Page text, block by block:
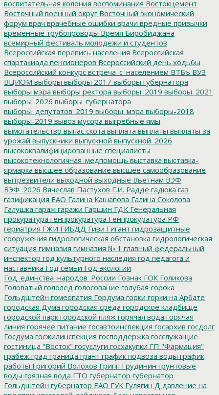
воспитательная колония воспоминания Востокцемент
Восточный военный округ Восточный экономический
форум врач врачебные ошибки врачи вредные привычки
временные трубопроводы Время Биробиджана
всемирный фестиваль молодежи и студентов
Всероссийская перепись населения Всероссийская
спартакиада пенсионеров Всероссийский день ходьбы
Всероссийский конкурс встреча_с_населением ВТБъ ВУЗ
ВЦИОМ выборы выборы 2017 выборы губернатора
выборы мэра выборы ректора выборы_2019 выборы_2021
выборы_2026 выборы_губернатора
выборы_депутатов_2019 выборы_мэра выборы-2018
выборы-2019 вывоз мусора выгребные ямы
вымогательство выпас скота выплата выплаты выплаты за
урожай выпускники выпускной выпускной_2026
высококвалифицированные специалисты
высокотехнологичная_медпомощь выставка выставка-
ярмарка высшее образование высшее самообразование
вытрезвители выходной выходные Вьетнам ВЭФ
ВЭФ_2026 Вячеслав Пастухов Г.И. Радде гадюка газ
газификация ЕАО Галина Кашапова Галина Соколова
Галушка гараж гаражи Гаршин ГДК Генеральная
прокуратура генпрокуратура Генпрокуратура РФ
гериатрия ГЖИ ГИБДД Гиви Гигант гидрозащитные
сооружения гидрологическая обстановка гидрологическая
ситуация гимназия гимназия № 1 главный федеральный
инспектор год культурного наследия год педагога и
наставника Год семьи Год экологии
Год_единства_народов_России Гознак ГОК Голикова
Головатый гололед голосование голубая сорока
Гольдштейн гомеопатия Гордума горки горки на Арбате
городская Дума городская среда городское кладбище
городской парк городской пляж горячая вода горячая
линия горячее питание госавтоинспекция госархив госдолг
Госдума госжилинспекция господдержка госслужащие
гостиница "Восток" госуслуги госхакупки ГП "Фармация"
грабеж град граница грант график подвоза воды график
работы Григорий Волохов Грипп Грудинин грунтовые
воды грязная вода ГТО губернатор губернатор
Гольдштейн губернатор ЕАО ГУК Гулягин Д давление на